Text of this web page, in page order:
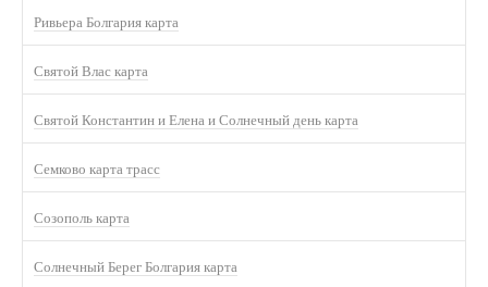
Ривьера Болгария карта
Святой Влас карта
Святой Константин и Елена и Солнечный день карта
Семково карта трасс
Созополь карта
Солнечный Берег Болгария карта